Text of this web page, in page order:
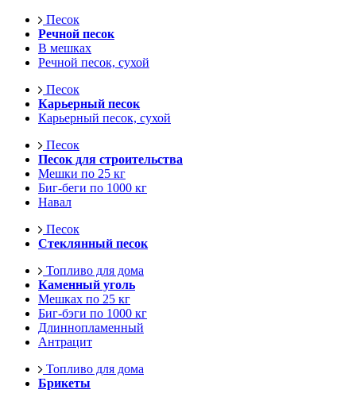
Песок
Речной песок
В мешках
Речной песок, сухой
Песок
Карьерный песок
Карьерный песок, сухой
Песок
Песок для строительства
Мешки по 25 кг
Биг-беги по 1000 кг
Навал
Песок
Стеклянный песок
Топливо для дома
Каменный уголь
Мешках по 25 кг
Биг-бэги по 1000 кг
Длиннопламенный
Антрацит
Топливо для дома
Брикеты